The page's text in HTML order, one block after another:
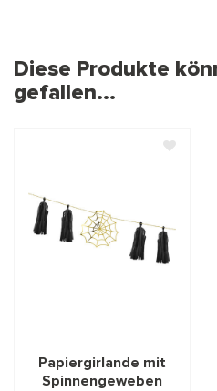
Diese Produkte
gefallen...
Papiergirlande mit
Spinnengeweben